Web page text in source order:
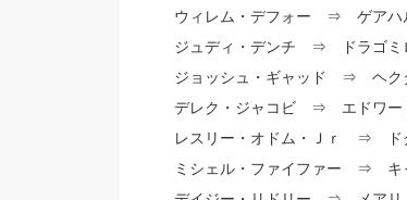
ウィレム・デフォー ⇒ ゲアハ
ジュディ・デンチ ⇒ ドラゴミ
ジョッシュ・ギャッド ⇒ ヘクタ
デレク・ジャコビ ⇒ エドワード
レスリー・オドム・Ｊｒ ⇒ ド
ミシェル・ファイファー ⇒ キ